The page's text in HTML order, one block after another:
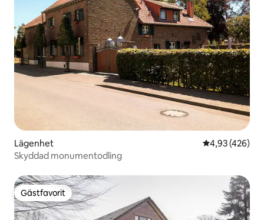
Lägenhet 4,93 av 5 i
4,93 (426)
Skyddad monumentodling
Gästfavorit
Gästfavorit